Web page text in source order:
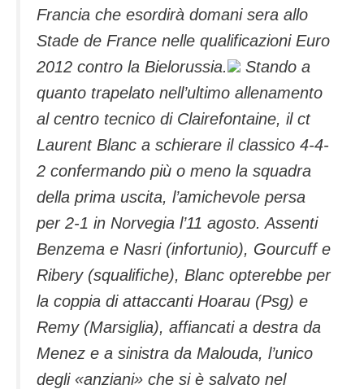
Francia che esordirà domani sera allo
Stade de France nelle qualificazioni Euro
2012 contro la Bielorussia.
Stando a
quanto trapelato nell’ultimo allenamento
al centro tecnico di Clairefontaine, il ct
Laurent Blanc a schierare il classico 4-4-
2 confermando più o meno la squadra
della prima uscita, l’amichevole persa
per 2-1 in Norvegia l’11 agosto.Assenti
Benzema e Nasri (infortunio), Gourcuff e
Ribery (squalifiche), Blanc opterebbe per
la coppia di attaccanti Hoarau (Psg) e
Remy (Marsiglia), affiancati a destra da
Menez e a sinistra da Malouda, l’unico
degli «anziani» che si è salvato nel